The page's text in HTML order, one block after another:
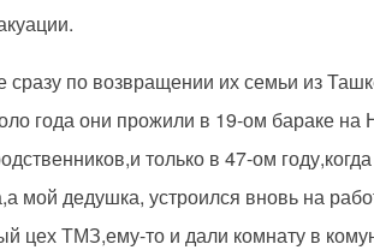
сразу по возвращении их семьи из
года они прожили в 19-ом бараке на
только в 47-ом году,когда
мой дедушка, устроился вновь на
цех ТМЗ,ему-то и дали комнату в